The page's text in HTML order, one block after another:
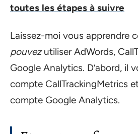
toutes les étapes à suivre
Laissez-moi vous apprendre
pouvezutiliser AdWords,
Google Analytics. D’abord, il
compte CallTrackingMetrics
compte Google Analytics.